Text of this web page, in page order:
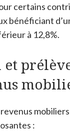
certains
bénéficiant
à 12,8%.
: